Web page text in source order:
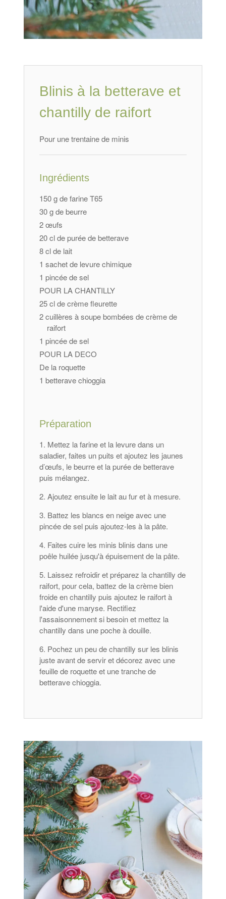
Blinis à la betterave et
chantilly de raifort
Pour une trentaine de minis
Ingrédients
150 g de farine T65
30 g de beurre
2 œufs
20 cl de purée de betterave
8 cl de lait
1 sachet de levure chimique
1 pincée de sel
POUR LA CHANTILLY
25 cl de crème fleurette
2 cuillères à soupe bombées de crème de
raifort
1 pincée de sel
POUR LA DECO
De la roquette
1 betterave chioggia
Préparation
Mettez la farine et la levure dans un
saladier, faites un puits et ajoutez les jaunes
d’œufs, le beurre et la purée de betterave
puis mélangez.
Ajoutez ensuite le lait au fur et à mesure.
Battez les blancs en neige avec une
pincée de sel puis ajoutez-les à la pâte.
Faites cuire les minis blinis dans une
poêle huilée jusqu'à épuisement de la pâte.
Laissez refroidir et préparez la chantilly de
raifort, pour cela, battez de la crème bien
froide en chantilly puis ajoutez le raifort à
l'aide d'une maryse. Rectifiez
l'assaisonnement si besoin et mettez la
chantilly dans une poche à douille.
Pochez un peu de chantilly sur les blinis
juste avant de servir et décorez avec une
feuille de roquette et une tranche de
betterave chioggia.